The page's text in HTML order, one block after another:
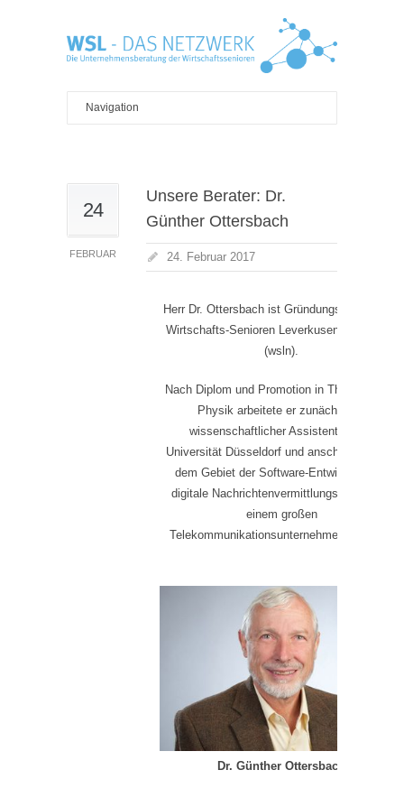
24
FEBRUAR
Unsere Berater: Dr.
Günther Ottersbach
24. Februar 2017
Herr Dr. Ottersbach ist Gründungspartner des
Wirtschafts-Senioren Leverkusen Netzwerks
(wsln).
Nach Diplom und Promotion in Theoretischer
Physik arbeitete er zunächst als
wissenschaftlicher Assistent an der
Universität Düsseldorf und anschließend auf
dem Gebiet der Software-Entwicklung für
digitale Nachrichtenvermittlungsstellen bei
einem großen
Telekommunikationsunternehmen in Berlin.
Dr. Günther Ottersbach